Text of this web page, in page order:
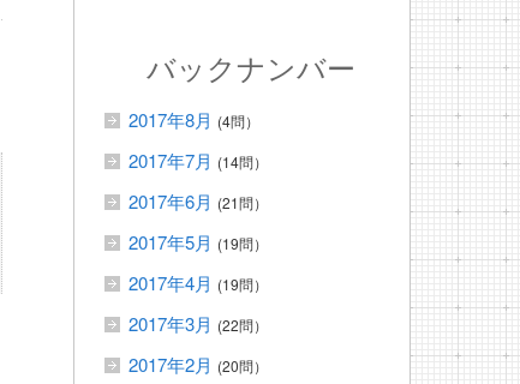
バックナンバー
2017年8月 (4問）
2017年7月 (14問）
2017年6月 (21問）
2017年5月 (19問）
2017年4月 (19問）
2017年3月 (22問）
2017年2月 (20問）